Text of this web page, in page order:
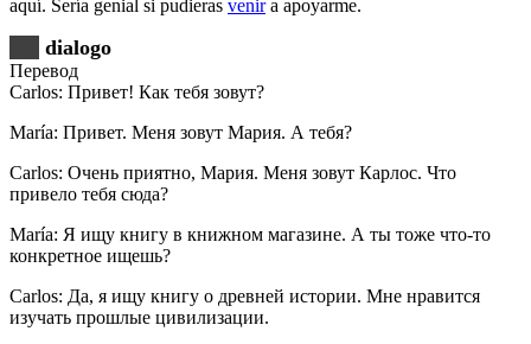
aquí. Sería genial si pudieras venira apoyarme.
dialogo
Перевод
Carlos: Привет! Как тебя зовут?
María: Привет. Меня зовут Мария. А тебя?
Carlos: Очень приятно, Мария. Меня зовут Карлос. Что
привело тебя сюда?
María: Я ищу книгу в книжном магазине. А ты тоже что-то
конкретное ищешь?
Carlos: Да, я ищу книгу о древней истории. Мне нравится
изучать прошлые цивилизации.